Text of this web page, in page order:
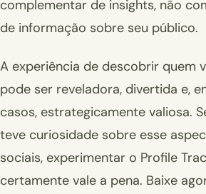
complementar de insights, não
de informação sobre seu público.
A experiência de descobrir quem
pode ser reveladora, divertida e,
casos, estrategicamente valiosa.
teve curiosidade sobre esse
sociais, experimentar o Profile
certamente vale a pena. Baixe